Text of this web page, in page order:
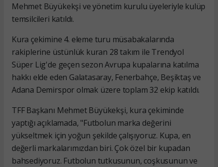
Mehmet Büyükekşi ve yönetim kurulu üyeleriyle kulüp
temsilcileri katıldı.
Kura çekimine 4. eleme turu müsabakalarında
rakiplerine üstünlük kuran 28 takım ile Trendyol
Süper Lig'de geçen sezon Avrupa kupalarına katılma
hakkı elde eden Galatasaray, Fenerbahçe, Beşiktaş ve
Adana Demirspor olmak üzere toplam 32 ekip katıldı.
TFF Başkanı Mehmet Büyükekşi, kura çekiminde
yaptığı açıklamada, "Futbolun marka değerini
yükseltmek için yoğun şekilde çalışıyoruz. Kupa, en
değerli markalarımızdan biri. Çok özel bir kupadan
bahsediyoruz. Futbolun tutkusunun, coşkusunun ve